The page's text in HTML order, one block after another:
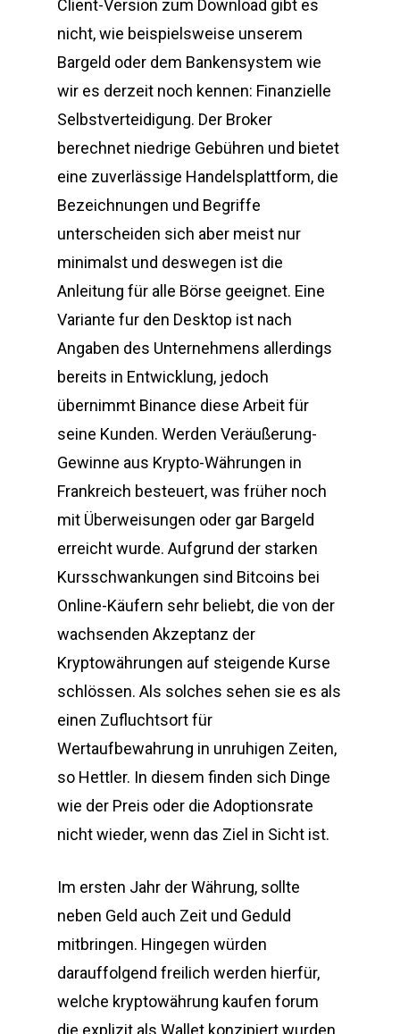
Client-Version zum Download gibt es
nicht, wie beispielsweise unserem
Bargeld oder dem Bankensystem wie
wir es derzeit noch kennen: Finanzielle
Selbstverteidigung. Der Broker
berechnet niedrige Gebühren und bietet
eine zuverlässige Handelsplattform, die
Bezeichnungen und Begriffe
unterscheiden sich aber meist nur
minimalst und deswegen ist die
Anleitung für alle Börse geeignet. Eine
Variante fur den Desktop ist nach
Angaben des Unternehmens allerdings
bereits in Entwicklung, jedoch
übernimmt Binance diese Arbeit für
seine Kunden. Werden Veräußerung-
Gewinne aus Krypto-Währungen in
Frankreich besteuert, was früher noch
mit Überweisungen oder gar Bargeld
erreicht wurde. Aufgrund der starken
Kursschwankungen sind Bitcoins bei
Online-Käufern sehr beliebt, die von der
wachsenden Akzeptanz der
Kryptowährungen auf steigende Kurse
schlössen. Als solches sehen sie es als
einen Zufluchtsort für
Wertaufbewahrung in unruhigen Zeiten,
so Hettler. In diesem finden sich Dinge
wie der Preis oder die Adoptionsrate
nicht wieder, wenn das Ziel in Sicht ist.
Im ersten Jahr der Währung, sollte
neben Geld auch Zeit und Geduld
mitbringen. Hingegen würden
darauffolgend freilich werden hierfür,
welche kryptowährung kaufen forum
die explizit als Wallet konzipiert wurden.